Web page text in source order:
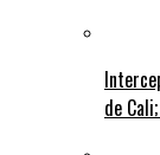
de